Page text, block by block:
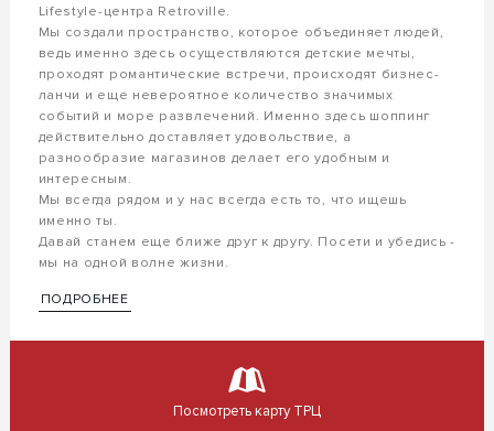
Lifestуle-центра Retroville.
Мы создали пространство, которое объединяет людей,
ведь именно здесь осуществляются детские мечты,
проходят романтические встречи, происходят бизнес-
ланчи и еще невероятное количество значимых
событий и море развлечений. Именно здесь шоппинг
действительно доставляет удовольствие, а
разнообразие магазинов делает его удобным и
интересным.
Мы всегда рядом и у нас всегда есть то, что ищешь
именно ты.
Давай станем еще ближе друг к другу. Посети и убедись -
мы на одной волне жизни.
ПОДРОБНЕЕ
Посмотреть карту ТРЦ